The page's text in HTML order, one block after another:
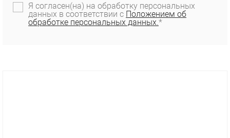
Я согласен(на) на обработку персональных
данных в соответствии с Положением об
обработке персональных данных.*